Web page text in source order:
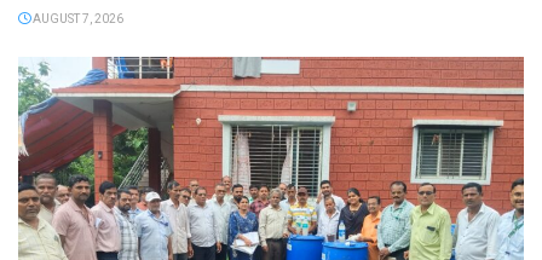
AUGUST 7, 2026